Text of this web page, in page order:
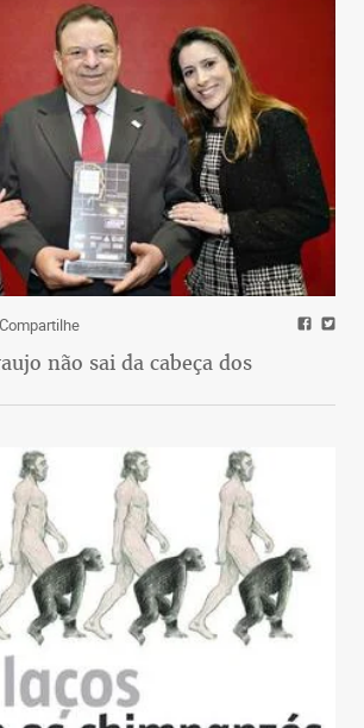
não sai da cabeça dos